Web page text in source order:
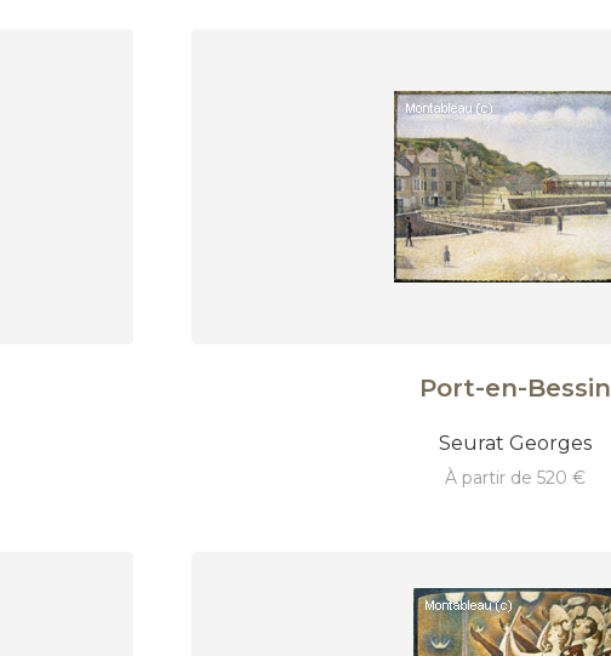
Port-en-Bessin
Seurat Georges
à partir de 520 €